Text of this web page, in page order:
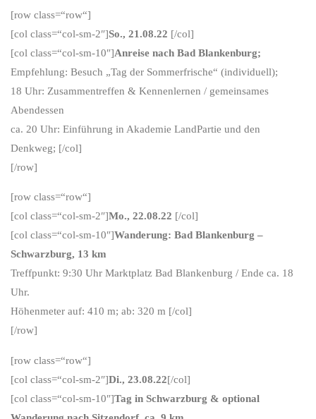
[row class=“row“]
[col class=“col-sm-2″]So., 21.08.22 [/col]
[col class=“col-sm-10″]Anreise nach Bad Blankenburg;
Empfehlung: Besuch „Tag der Sommerfrische“ (individuell);
18 Uhr: Zusammentreffen & Kennenlernen / gemeinsames
Abendessen
ca. 20 Uhr: Einführung in Akademie LandPartie und den
Denkweg; [/col]
[/row]
[row class=“row“]
[col class=“col-sm-2″]Mo., 22.08.22 [/col]
[col class=“col-sm-10″]Wanderung: Bad Blankenburg –
Schwarzburg, 13 km
Treffpunkt: 9:30 Uhr Marktplatz Bad Blankenburg / Ende ca. 18
Uhr.
Höhenmeter auf: 410 m; ab: 320 m [/col]
[/row]
[row class=“row“]
[col class=“col-sm-2″]Di., 23.08.22[/col]
[col class=“col-sm-10″]Tag in Schwarzburg & optional